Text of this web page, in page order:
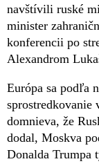
navštívili ruské
minister
konferencii po
Alexandrom
Európa sa podľa
sprostredkovanie
domnieva, že
dodal, Moskva
Donalda Trumpa